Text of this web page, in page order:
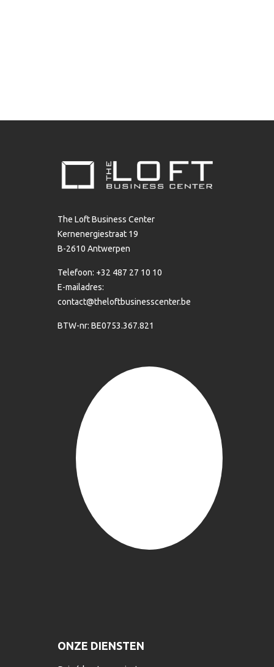
The Loft Business Center
Kernenergiestraat 19
B-2610 Antwerpen
Telefoon: +32 487 27 10 10
E-mailadres:
contact@theloftbusinesscenter.be
BTW-nr: BE0753.367.821
ONZE DIENSTEN